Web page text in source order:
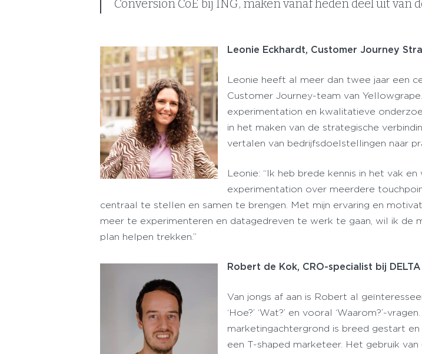
Conversion CoE bij ING, maken vanaf heden deel uit van
Leonie Eckhardt, Customer Journey
Leonie heeft al meer dan twee jaar een
Customer Journey-team van
experimentation en kwalitatieve
in het maken van de strategische
vertalen van bedrijfsdoelstellingen naar
Leonie: “Ik heb brede kennis in het vak
experimentation over meerdere
centraal te stellen en samen te brengen. Met mijn ervaring en
meer te experimenteren en datagedreven te werk te gaan, wil ik de
plan helpen trekken.”
Robert de Kok, CRO-specialist bij
Van jongs af aan is Robert al
‘Hoe?’ ‘Wat?’ en vooral ‘Waarom?’-
marketingachtergrond is breed gestart
een T-shaped marketeer. Het gebruik